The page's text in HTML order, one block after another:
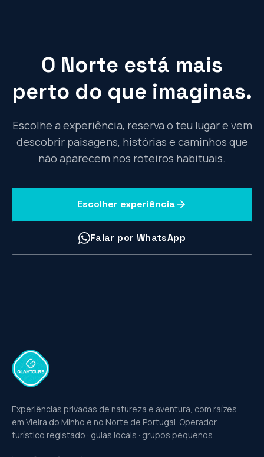
O Norte está mais
perto do que imaginas.
Escolhe a experiência, reserva o teu lugar e vem
descobrir paisagens, histórias e caminhos que
não aparecem nos roteiros habituais.
Escolher experiência
Falar por WhatsApp
Experiências privadas de natureza e aventura, com raízes
em Vieira do Minho e no Norte de Portugal. Operador
turístico registado · guias locais · grupos pequenos.